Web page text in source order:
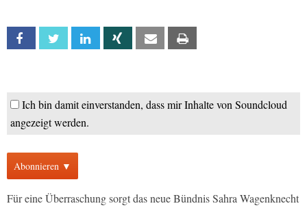
Facebook Twitter Linkedin Xing Email
Ich bin damit einverstanden, dass mir Inhalte von Soundcloud
angezeigt werden.
Abonnieren ▼
Für eine Überraschung sorgt das neue Bündnis Sahra Wagenknecht